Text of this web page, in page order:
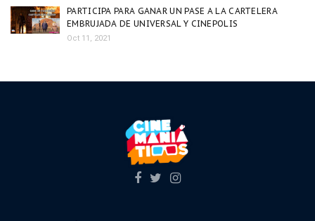
PARTICIPA PARA GANAR UN PASE A LA CARTELERA
EMBRUJADA DE UNIVERSAL Y CINEPOLIS
Oct 11, 2021